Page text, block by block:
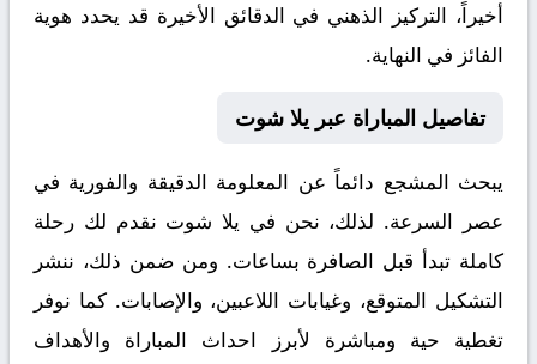
أخيراً، التركيز الذهني في الدقائق الأخيرة قد يحدد هوية
الفائز في النهاية.
تفاصيل المباراة عبر يلا شوت
يبحث المشجع دائماً عن المعلومة الدقيقة والفورية في
عصر السرعة. لذلك، نحن في يلا شوت نقدم لك رحلة
كاملة تبدأ قبل الصافرة بساعات. ومن ضمن ذلك، ننشر
التشكيل المتوقع، وغيابات اللاعبين، والإصابات. كما نوفر
تغطية حية ومباشرة لأبرز احداث المباراة والأهداف